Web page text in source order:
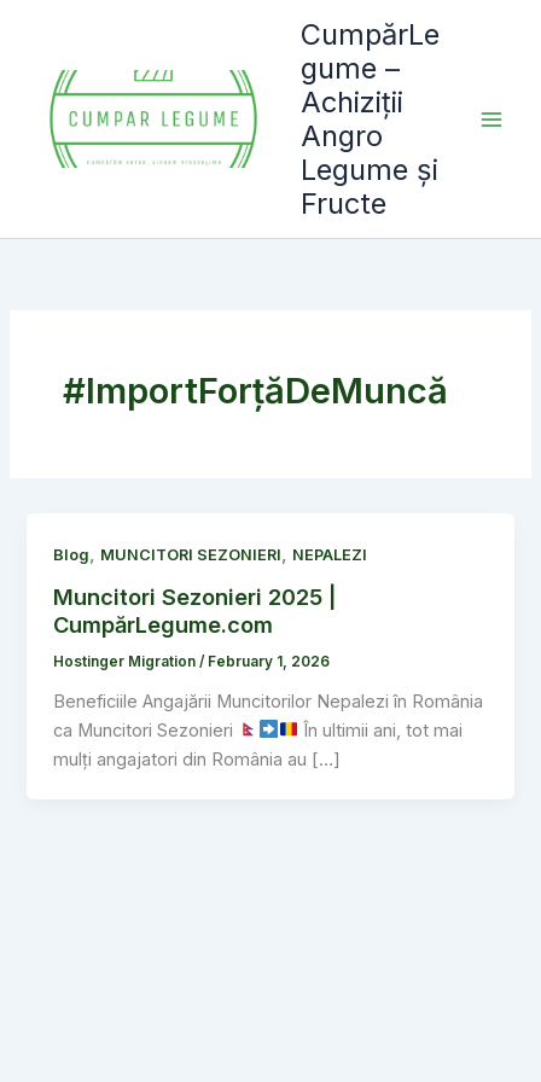
content
CumpărLe
gume –
Achiziții
Angro
Legume și
Fructe
#ImportForțăDeMuncă
Blog, MUNCITORI SEZONIERI, NEPALEZI
Muncitori Sezonieri 2025 |
CumpărLegume.com
Hostinger Migration/ February 1, 2026
Beneficiile Angajării Muncitorilor Nepalezi în România
ca Muncitori Sezonieri
În ultimii ani, tot mai
mulți angajatori din România au […]